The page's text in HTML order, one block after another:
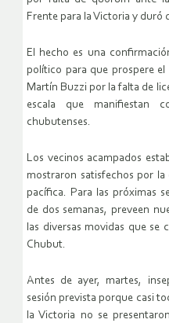
Frente para la Victoria y duró
El hecho es una
político para que prospere
Martín Buzzi por la falta de
escala que manifiestan
chubutenses.
Los vecinos acampados
mostraron satisfechos por
pacífica. Para las próximas
de dos semanas, preveen
las diversas movidas que
Chubut.
Antes de ayer, martes,
sesión prevista porque casi
la Victoria no se